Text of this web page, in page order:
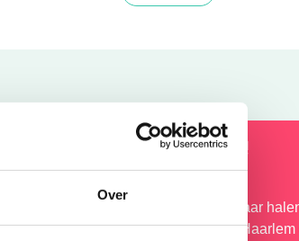
Over
Een kidsproof Zomervakantie!
Nog een paar weken vakantie! Daar
nog even alles uit wat er in zit in Haarlem